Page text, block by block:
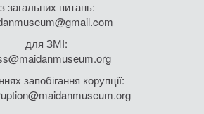
загальних питань:
для ЗМІ:
запобігання корупції: